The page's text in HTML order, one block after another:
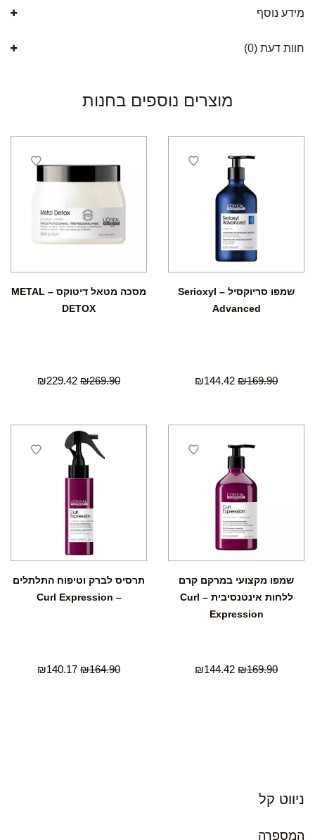
מידע נוסף
חוות דעת (0)
מוצרים נוספים בחנות
שמפו סריוקסיל – Serioxyl
Advanced
₪169.90
₪144.42
מסכה מטאל דיטוקס – METAL
DETOX
₪269.90
₪229.42
שמפו מקצועי במרקם קרם
ללחות אינטנסיבית – Curl
Expression
₪169.90
₪144.42
תרסיס לברק וטיפוח התלתלים
– Curl Expression
₪164.90
₪140.17
ניווט קל
המספרה